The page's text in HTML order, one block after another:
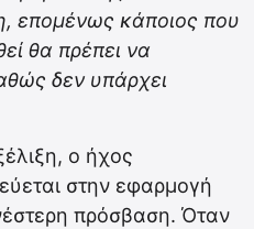
επομένως κάποιος που
θα πρέπει να
δεν υπάρχει
ο ήχος
στην εφαρμογή
πρόσβαση. Όταν